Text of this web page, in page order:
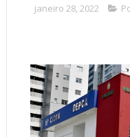
janeiro 28, 2022